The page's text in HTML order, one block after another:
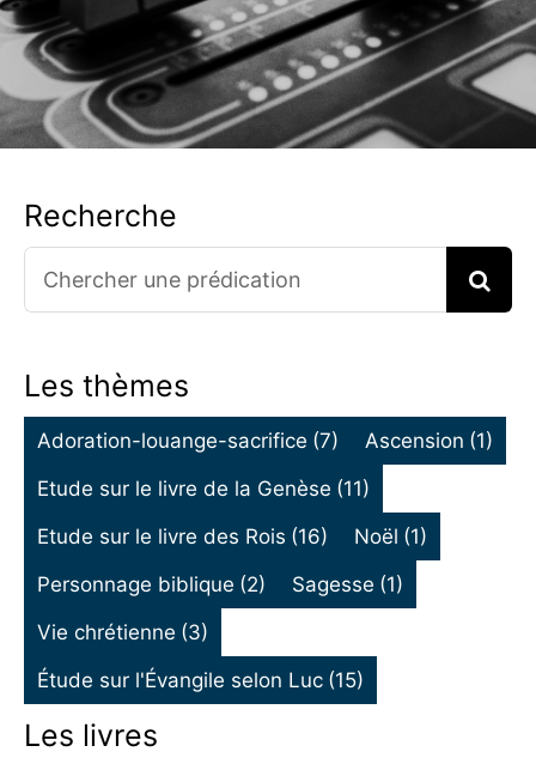
Recherche
Search
for:
Les thèmes
Adoration-louange-sacrifice (7) Ascension (1)
Etude sur le livre de la Genèse (11)
Etude sur le livre des Rois (16) Noël (1)
Personnage biblique (2) Sagesse (1)
Vie chrétienne (3)
Étude sur l'Évangile selon Luc (15)
Les livres